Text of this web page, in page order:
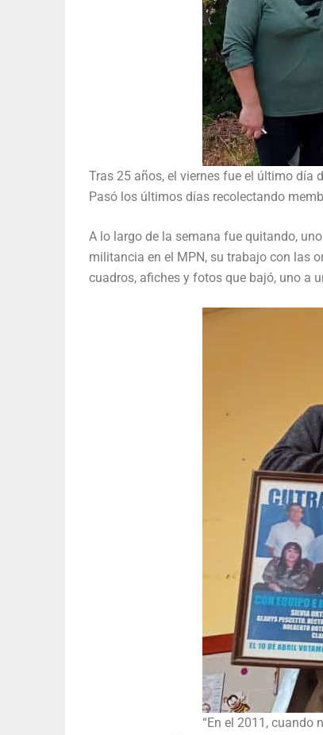
Tras 25 años, el viernes fue el último día
Pasó los últimos días recolectando
A lo largo de la semana fue quitando,
militancia en el MPN, su trabajo con las
cuadros, afiches y fotos que bajó, uno a
“En el 2011, cuando